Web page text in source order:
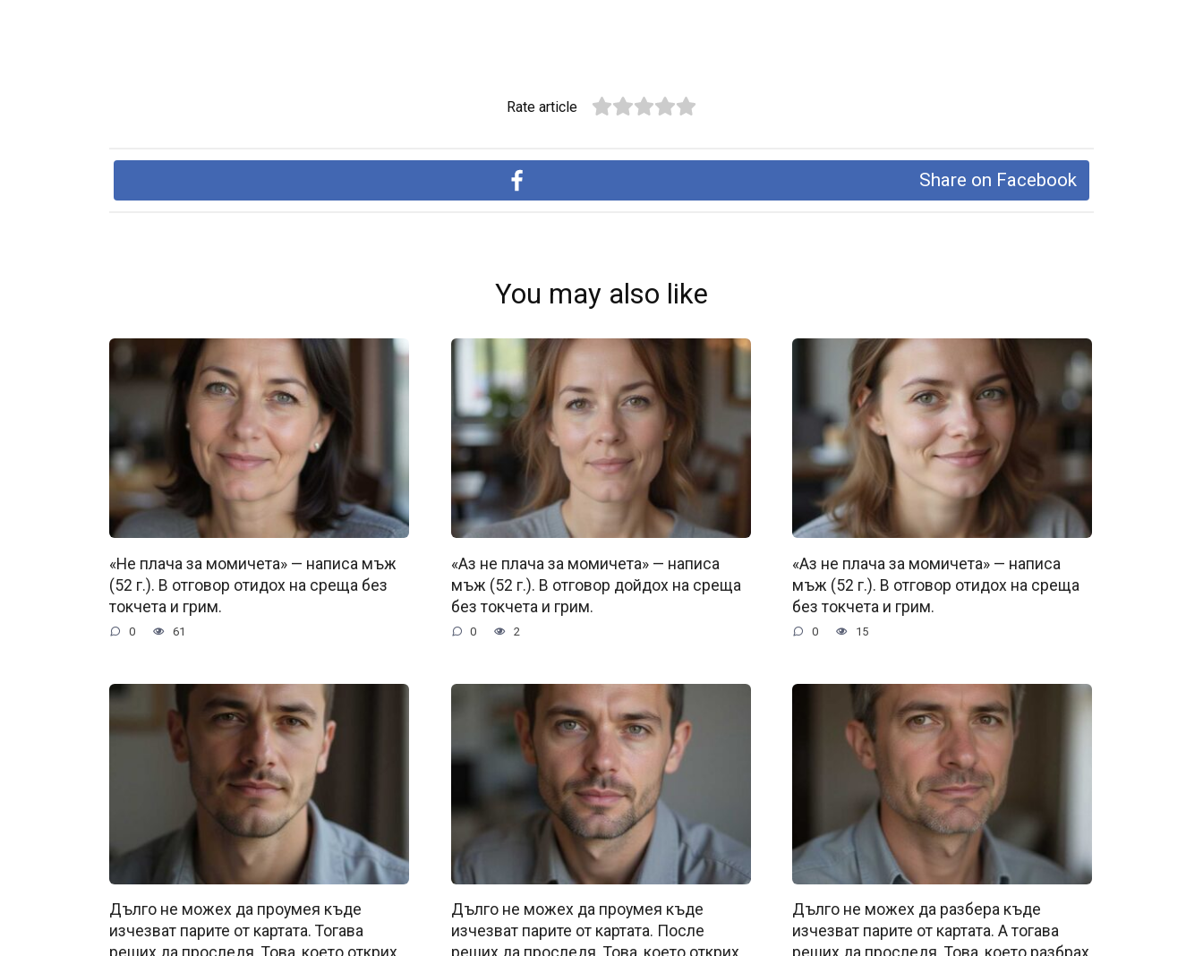
Rate article
Share on Facebook
You may also like
«Не плача за момичета» — написа мъж
(52 г.). В отговор отидох на среща без
токчета и грим.
0 61
«Аз не плача за момичета» — написа
мъж (52 г.). В отговор дойдох на среща
без токчета и грим.
0 2
«Аз не плача за момичета» — написа
мъж (52 г.). В отговор отидох на среща
без токчета и грим.
0 15
Дълго не можех да проумея къде
изчезват парите от картата. Тогава
реших да проследя. Това, което открих,
Дълго не можех да проумея къде
изчезват парите от картата. После
реших да проследя. Това, което открих
Дълго не можех да разбера къде
изчезват парите от картата. А тогава
реших да проследя. Това, което разбрах,